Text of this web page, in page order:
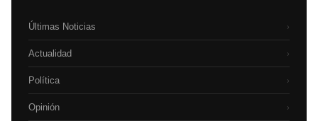
Últimas Noticias ›
Actualidad ›
Política ›
Opinión ›